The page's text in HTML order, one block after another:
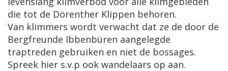
die tot de Dörenther Klippen behoren.
Van klimmers wordt verwacht dat ze de door de
Bergfreunde Ibbenbüren aangelegde
traptreden gebruiken en niet de bossages.
Spreek hier s.v.p ook wandelaars op aan.